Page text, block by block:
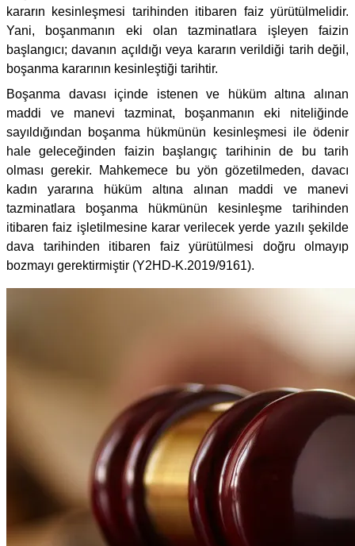
kararın kesinleşmesi tarihinden itibaren faiz yürütülmelidir.
Yani, boşanmanın eki olan tazminatlara işleyen faizin
başlangıcı; davanın açıldığı veya kararın verildiği tarih değil,
boşanma kararının kesinleştiği tarihtir.
Boşanma davası içinde istenen ve hüküm altına alınan
maddi ve manevi tazminat, boşanmanın eki niteliğinde
sayıldığından boşanma hükmünün kesinleşmesi ile ödenir
hale geleceğinden faizin başlangıç tarihinin de bu tarih
olması gerekir. Mahkemece bu yön gözetilmeden, davacı
kadın yararına hüküm altına alınan maddi ve manevi
tazminatlara boşanma hükmünün kesinleşme tarihinden
itibaren faiz işletilmesine karar verilecek yerde yazılı şekilde
dava tarihinden itibaren faiz yürütülmesi doğru olmayıp
bozmayı gerektirmiştir (Y2HD-K.2019/9161).